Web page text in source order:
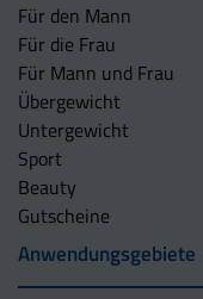
Für den Mann
Für die Frau
Für Mann und Frau
Übergewicht
Untergewicht
Sport
Beauty
Gutscheine
Anwendungsgebiete